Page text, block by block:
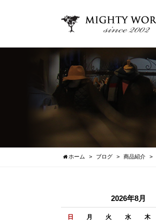
ホーム ブログ 商品紹介
2026年8月
日 月 火 水 木